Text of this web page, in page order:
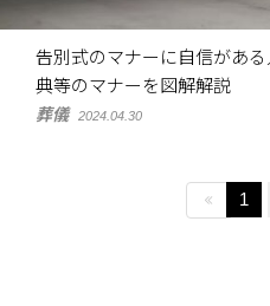
告別式のマナーに自信があ
典等のマナーを図解解説
葬儀 2024.04.30
1